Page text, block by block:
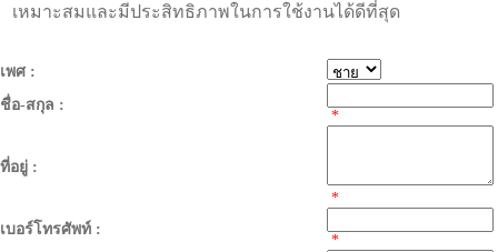
เหมาะสมและมีประสิทธิภาพในการใช้งานได้ดีที่สุด
เพศ :
ชื่อ-สกุล :
*
ที่อยู่ :
*
เบอร์โทรศัพท์ :
*